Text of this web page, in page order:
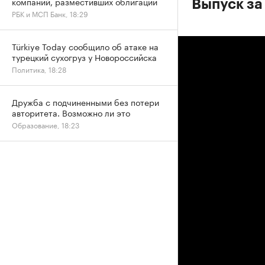
Выпуск
РБК и МСП Банк, 18:29
Türkiye Today сообщило об атаке на
турецкий сухогруз у Новороссийска
Политика, 18:28
Дружба с подчиненными без потери
авторитета. Возможно ли это
Образование, 18:23